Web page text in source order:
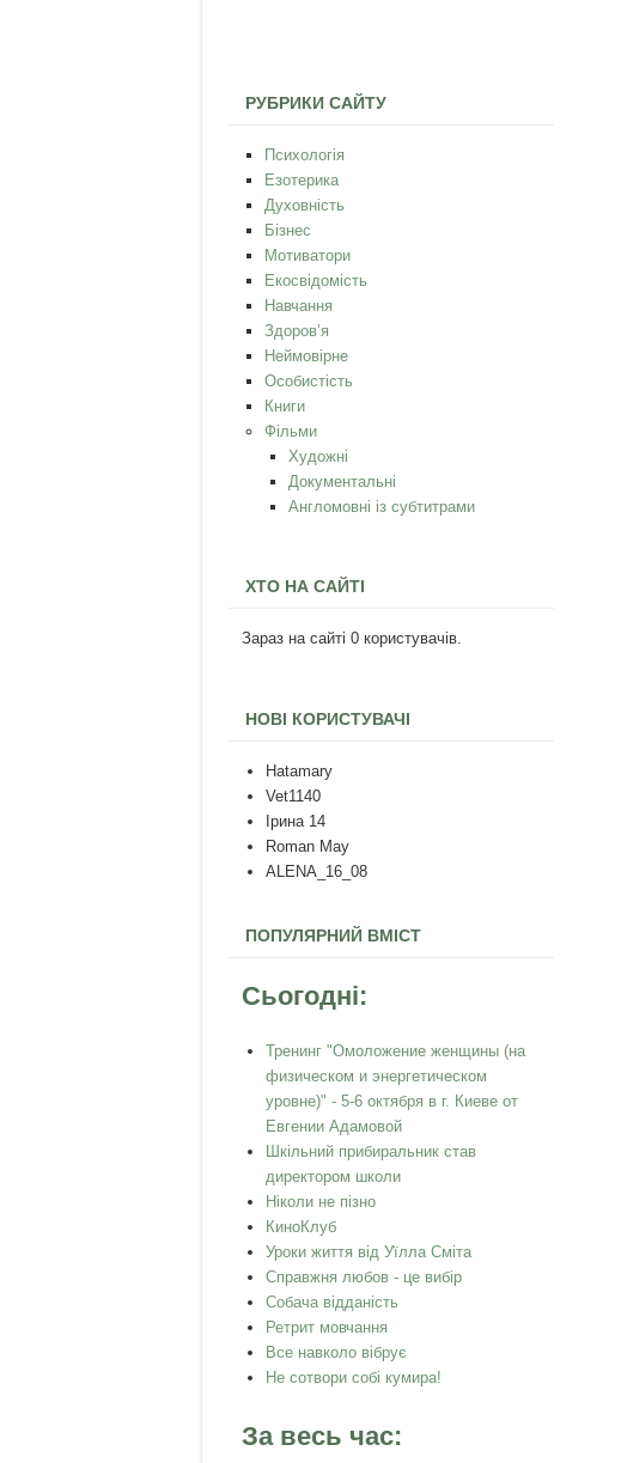
РУБРИКИ САЙТУ
Психологія
Езотерика
Духовність
Бізнес
Мотиватори
Екосвідомість
Навчання
Здоров’я
Неймовірне
Особистість
Книги
Фільми
Художні
Документальні
Англомовні із субтитрами
ХТО НА САЙТІ
Зараз на сайті 0 користувачів.
НОВІ КОРИСТУВАЧІ
Hatamary
Vet1140
Ірина 14
Roman May
ALENA_16_08
ПОПУЛЯРНИЙ ВМІСТ
Сьогодні:
Тренинг "Омоложение женщины (на
физическом и энергетическом
уровне)" - 5-6 октября в г. Киеве от
Евгении Адамовой
Шкільний прибиральник став
директором школи
Ніколи не пізно
КиноКлуб
Уроки життя від Уїлла Сміта
Справжня любов - це вибір
Собача відданість
Ретрит мовчання
Все навколо вібрує
Не сотвори собі кумира!
За весь час: